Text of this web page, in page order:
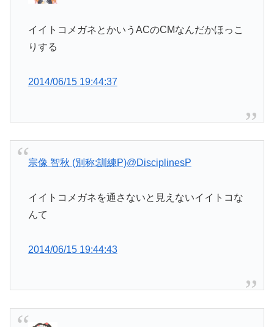
イイトコメガネとかいうACのCMなんだかほっこ
りする
2014/06/15 19:44:37
宗像 智秋 (別称:訓練P)@DisciplinesP
イイトコメガネを通さないと見えないイイトコな
んて
2014/06/15 19:44:43